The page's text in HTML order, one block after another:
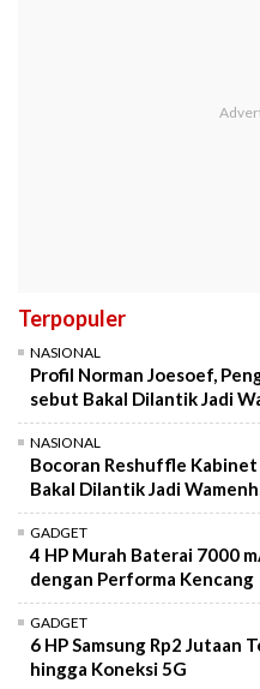
Terpopuler
NASIONAL
Profil Norman Joesoef,
sebut Bakal Dilantik Jadi
NASIONAL
Bocoran Reshuffle
Bakal Dilantik Jadi
GADGET
4 HP Murah Baterai 7000
dengan Performa Kencang
GADGET
6 HP Samsung Rp2 Jutaan
hingga Koneksi 5G